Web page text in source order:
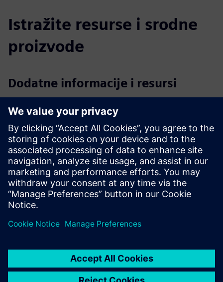
Istražite resurse i srodne
proizvode
Dodatne informacije i resursi
Više informacija
Preduvjeti
Aktivna pretplata na Siemens Insights Hub
Sveobuhvatno razumijevanje trenutnih proizvodnih procesa
Jasna artikulacija jedinstvenih proizvodnih izazova i željenih
rezultata